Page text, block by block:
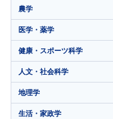
農学
医学・薬学
健康・スポーツ科学
人文・社会科学
地理学
生活・家政学